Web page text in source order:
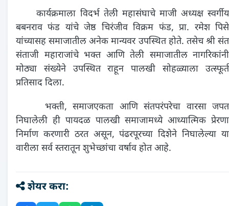
कार्यक्रमाला विदर्भ तेली महासंघाचे माजी अध्यक्ष स्वर्गीय
बबनराव फंड यांचे जेष्ठ चिरंजीव विक्रम फंड, प्रा. रमेश पिसे
यांच्यासह समाजातील अनेक मान्यवर उपस्थित होते. तसेच श्री संत
संताजी महाराजांचे भक्त आणि तेली समाजातील नागरिकांनी
मोठ्या संख्येने उपस्थित राहून पालखी सोहळ्याला उत्स्फूर्त
प्रतिसाद दिला.
भक्ती, समाजएकता आणि संतपरंपरेचा वारसा जपत
निघालेली ही पायदळ पालखी समाजामध्ये आध्यात्मिक प्रेरणा
निर्माण करणारी ठरत असून, पंढरपूरच्या दिशेने निघालेल्या या
वारीला सर्व स्तरातून शुभेच्छांचा वर्षाव होत आहे.
शेयर करा: